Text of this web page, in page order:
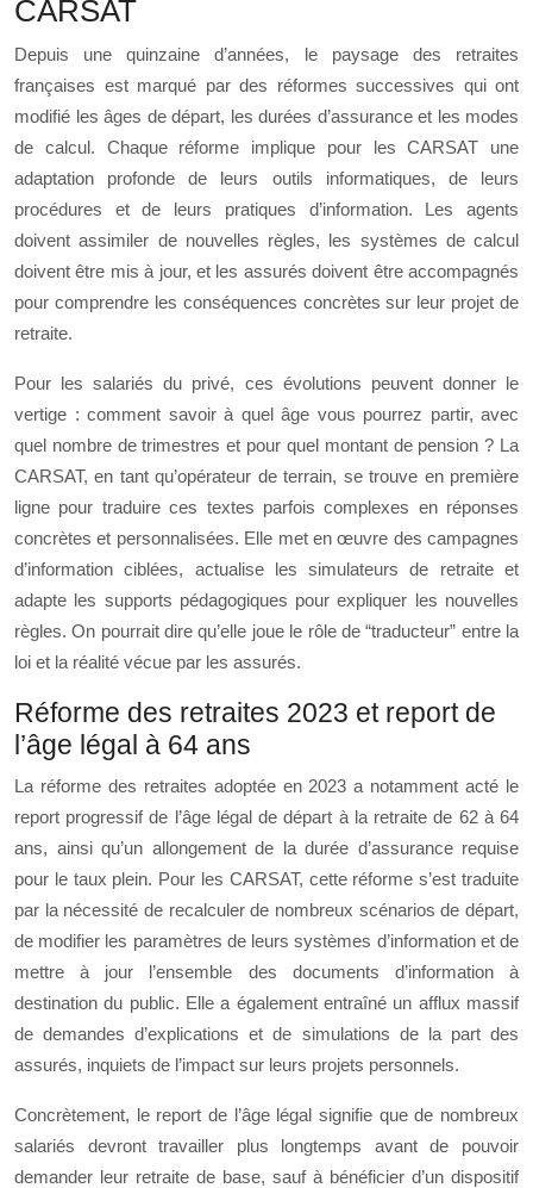
CARSAT
Depuis une quinzaine d’années, le paysage des retraites
françaises est marqué par des réformes successives qui ont
modifié les âges de départ, les durées d’assurance et les modes
de calcul. Chaque réforme implique pour les CARSAT une
adaptation profonde de leurs outils informatiques, de leurs
procédures et de leurs pratiques d’information. Les agents
doivent assimiler de nouvelles règles, les systèmes de calcul
doivent être mis à jour, et les assurés doivent être accompagnés
pour comprendre les conséquences concrètes sur leur projet de
retraite.
Pour les salariés du privé, ces évolutions peuvent donner le
vertige : comment savoir à quel âge vous pourrez partir, avec
quel nombre de trimestres et pour quel montant de pension ? La
CARSAT, en tant qu’opérateur de terrain, se trouve en première
ligne pour traduire ces textes parfois complexes en réponses
concrètes et personnalisées. Elle met en œuvre des campagnes
d’information ciblées, actualise les simulateurs de retraite et
adapte les supports pédagogiques pour expliquer les nouvelles
règles. On pourrait dire qu’elle joue le rôle de “traducteur” entre la
loi et la réalité vécue par les assurés.
Réforme des retraites 2023 et report de
l’âge légal à 64 ans
La réforme des retraites adoptée en 2023 a notamment acté le
report progressif de l’âge légal de départ à la retraite de 62 à 64
ans, ainsi qu’un allongement de la durée d’assurance requise
pour le taux plein. Pour les CARSAT, cette réforme s’est traduite
par la nécessité de recalculer de nombreux scénarios de départ,
de modifier les paramètres de leurs systèmes d’information et de
mettre à jour l’ensemble des documents d’information à
destination du public. Elle a également entraîné un afflux massif
de demandes d’explications et de simulations de la part des
assurés, inquiets de l’impact sur leurs projets personnels.
Concrètement, le report de l’âge légal signifie que de nombreux
salariés devront travailler plus longtemps avant de pouvoir
demander leur retraite de base, sauf à bénéficier d’un dispositif